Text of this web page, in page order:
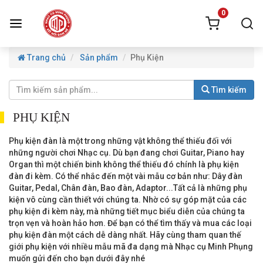
0
Trang chủ Sản phẩm Phụ Kiện
Tìm kiếm
PHỤ KIỆN
Phụ kiện đàn là một trong những vật không thể thiếu đối với
những người chơi Nhạc cụ. Dù bạn đang chơi Guitar, Piano hay
Organ thì một chiến binh không thể thiếu đó chính là phụ kiện
đàn đi kèm. Có thể nhắc đến một vài mẫu cơ bản như: Dây đàn
Guitar, Pedal, Chân đàn, Bao đàn, Adaptor...Tất cả là những phụ
kiện vô cùng cần thiết với chúng ta. Nhờ có sự góp mặt của các
phụ kiện đi kèm này, mà những tiết mục biểu diễn của chúng ta
trọn vẹn và hoàn hảo hơn. Để bạn có thể tìm thấy và mua các loại
phụ kiện đàn một cách dễ dàng nhất. Hãy cùng tham quan thế
giới phụ kiện với nhiều mẫu mã đa dạng mà Nhạc cụ Minh Phụng
muốn gửi đến cho bạn dưới đây nhé